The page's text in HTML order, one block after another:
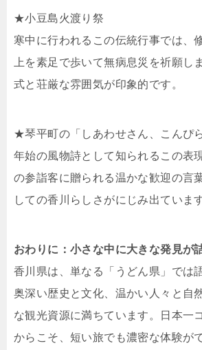
★小豆島火渡り祭
寒中に行われるこの伝統行事では、
上を素足で歩いて無病息災を祈願し
式と荘厳な雰囲気が印象的です。
★琴平町の「しあわせさん、こんぴ
年始の風物詩として知られるこの表
の参詣客に贈られる温かな歓迎の言
しての香川らしさがにじみ出ています
おわりに：小さな中に大きな発見が
香川県は、単なる「うどん県」では
奥深い歴史と文化、温かい人々と自
な観光資源に満ちています。日本一
からこそ、短い旅でも濃密な体験が